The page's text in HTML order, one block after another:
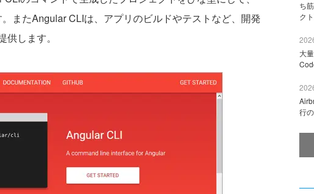
またAngular CLIは、アプリのビルドやテストなど、開発
します。
ち
ク
大
行